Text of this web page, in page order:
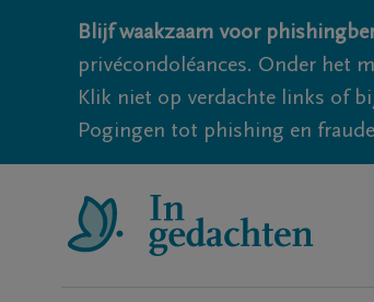
Blijf waakzaam voor
privécondoléances. Onder het
Klik niet op verdachte links of
Pogingen tot phishing en